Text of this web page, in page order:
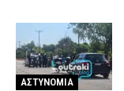
ΑΣΤΥΝΟΜΙΑ